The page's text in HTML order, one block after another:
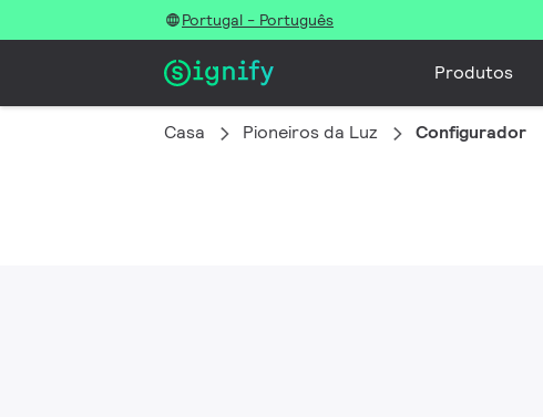
Portugal - Português
Produtos
Casa Pioneiros da Luz Configurador